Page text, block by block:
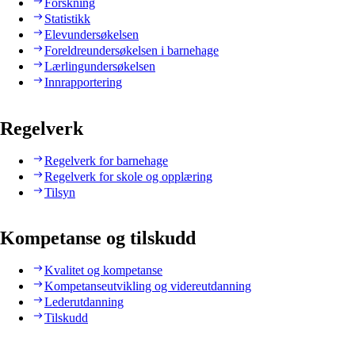
Statistikk
Elevundersøkelsen
Foreldreundersøkelsen i barnehage
Lærlingundersøkelsen
Innrapportering
Regelverk
Regelverk for barnehage
Regelverk for skole og opplæring
Tilsyn
Kompetanse og tilskudd
Kvalitet og kompetanse
Kompetanseutvikling og videreutdanning
Lederutdanning
Tilskudd